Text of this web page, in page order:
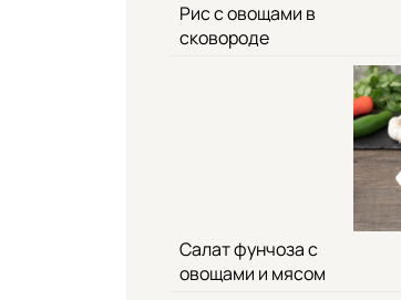
Рис с овощами в
сковороде
Салат фунчоза с
овощами и мясом